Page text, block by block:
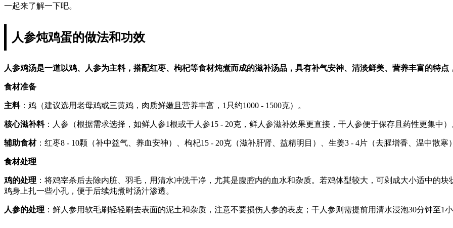
一起来了解一下吧。
人参炖鸡蛋的做法和功效
人参鸡汤是一道以鸡、人参为主料，搭配红枣、枸杞等食材炖煮而成的滋补汤品，具有补气安神、清淡鲜美、营养丰富的特
食材准备
主料：鸡（建议选用老母鸡或三黄鸡，肉质鲜嫩且营养丰富，1只约1000 - 1500克）。
核心滋补料：人参（根据需求选择，如鲜人参1根或干人参15 - 20克，鲜人参滋补效果更直接，干人参便于保存且药性更集中）
辅助食材：红枣8 - 10颗（补中益气、养血安神）、枸杞15 - 20克（滋补肝肾、益精明目）、生姜3 - 4片（去腥增香、温中散寒
食材处理
鸡的处理 ：将鸡宰杀后去除内脏、羽毛，用清水冲洗干净，尤其是腹腔内的血水和杂质。若鸡体型较大，可剁成大小适中的
鸡身上扎一些小孔，便于后续炖煮时汤汁渗透。
人参的处理 ：鲜人参用软毛刷轻轻刷去表面的泥土和杂质，注意不要损伤人参的表皮；干人参则需提前用清水浸泡30分钟至1